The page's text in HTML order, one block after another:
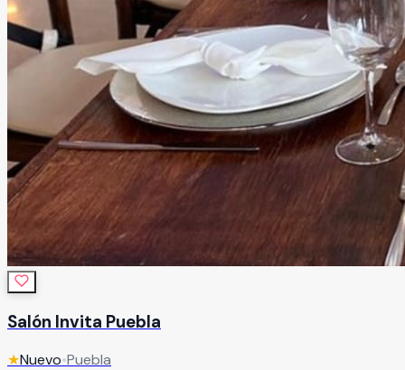
Salón Invita Puebla
★Nuevo•Puebla